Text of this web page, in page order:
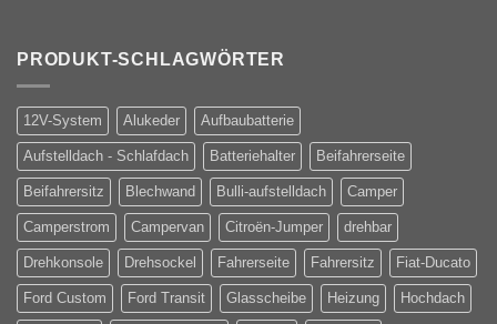
PRODUKT-SCHLAGWÖRTER
12V-System Alukeder Aufbaubatterie
Aufstelldach - Schlafdach Batteriehalter Beifahrerseite
Beifahrersitz Blechwand Bulli-aufstelldach Camper
Camperstrom Campervan Citroën-Jumper drehbar
Drehkonsole Drehsockel Fahrerseite Fahrersitz Fiat-Ducato
Ford Custom Ford Transit Glasscheibe Heizung Hochdach